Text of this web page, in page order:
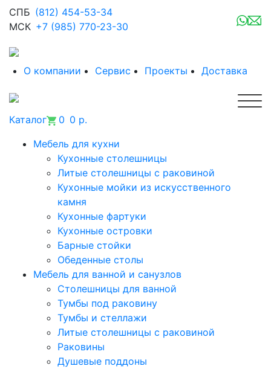
СПБ (812) 454-53-34
МСК +7 (985) 770-23-30
О компании Сервис Проекты Доставка
Каталог 0 0 р.
Мебель для кухни
Кухонные столешницы
Литые столешницы с раковиной
Кухонные мойки из искусственного
камня
Кухонные фартуки
Кухонные островки
Барные стойки
Обеденные столы
Мебель для ванной и санузлов
Столешницы для ванной
Тумбы под раковину
Тумбы и стеллажи
Литые столешницы с раковиной
Раковины
Душевые поддоны